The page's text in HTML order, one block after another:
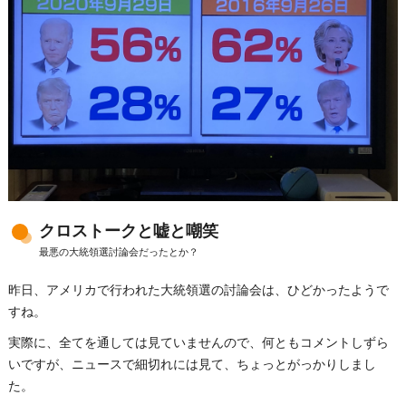
クロストークと嘘と嘲笑
最悪の大統領選討論会だったとか？
昨日、アメリカで行われた大統領選の討論会は、ひどかったようで
すね。
実際に、全てを通しては見ていませんので、何ともコメントしずら
いですが、ニュースで細切れには見て、ちょっとがっかりしまし
た。